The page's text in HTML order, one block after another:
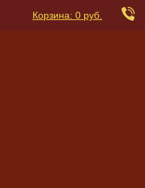
Корзина: 0 руб.